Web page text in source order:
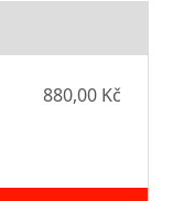
880,00 Kč